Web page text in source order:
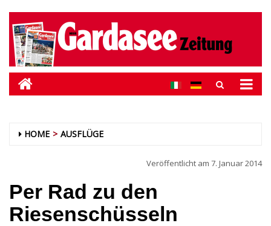
HOME AUSFLÜGE
Veröffentlicht am 7. Januar 2014
Per Rad zu den
Riesenschüsseln